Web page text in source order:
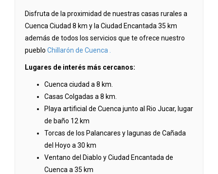
Disfruta de la proximidad de nuestras casas rurales a
Cuenca Ciudad 8 km y la Ciudad Encantada 35 km
además de todos los servicios que te ofrece nuestro
pueblo Chillarón de Cuenca .
Lugares de interés más cercanos:
Cuenca ciudad a 8 km.
Casas Colgadas a 8 km.
Playa artificial de Cuenca junto al Rio Jucar, lugar
de baño 12 km
Torcas de los Palancares y lagunas de Cañada
del Hoyo a 30 km
Ventano del Diablo y Ciudad Encantada de
Cuenca a 35 km